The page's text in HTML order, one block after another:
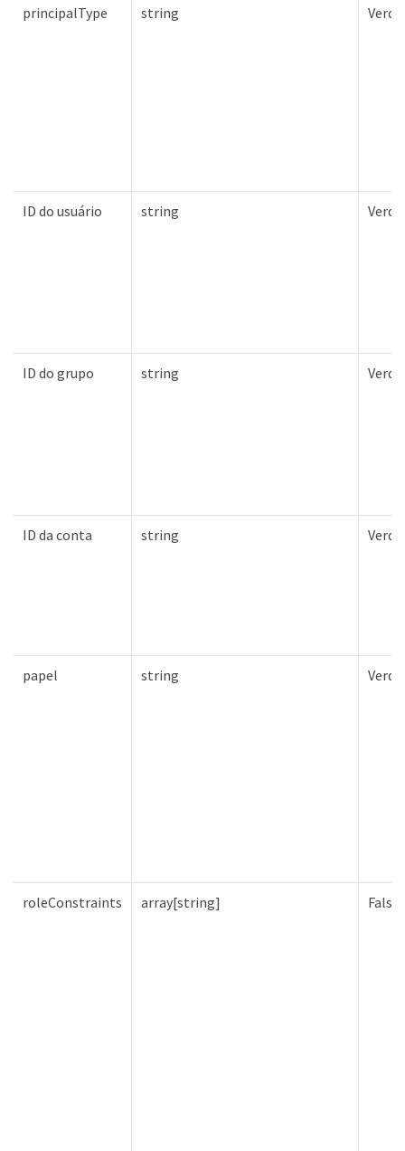
principalType string
ID do usuário string
ID do grupo string
ID da conta string
papel string
roleConstraints array[string] Falso